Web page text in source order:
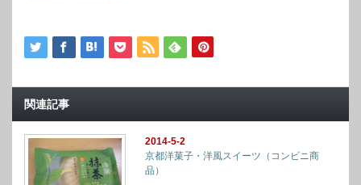
関連記事
2014-5-2
京都洋菓子・洋風スイーツ（コンビニ商
品）